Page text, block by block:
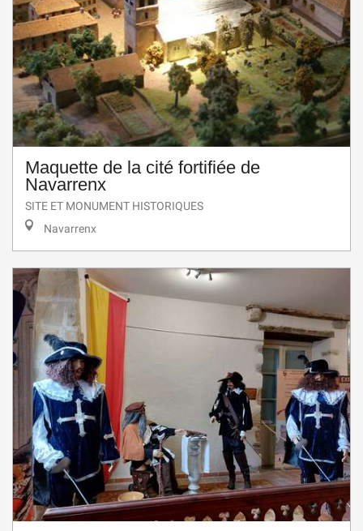
Maquette de la cité fortifiée de
Navarrenx
SITE ET MONUMENT HISTORIQUES
Navarrenx